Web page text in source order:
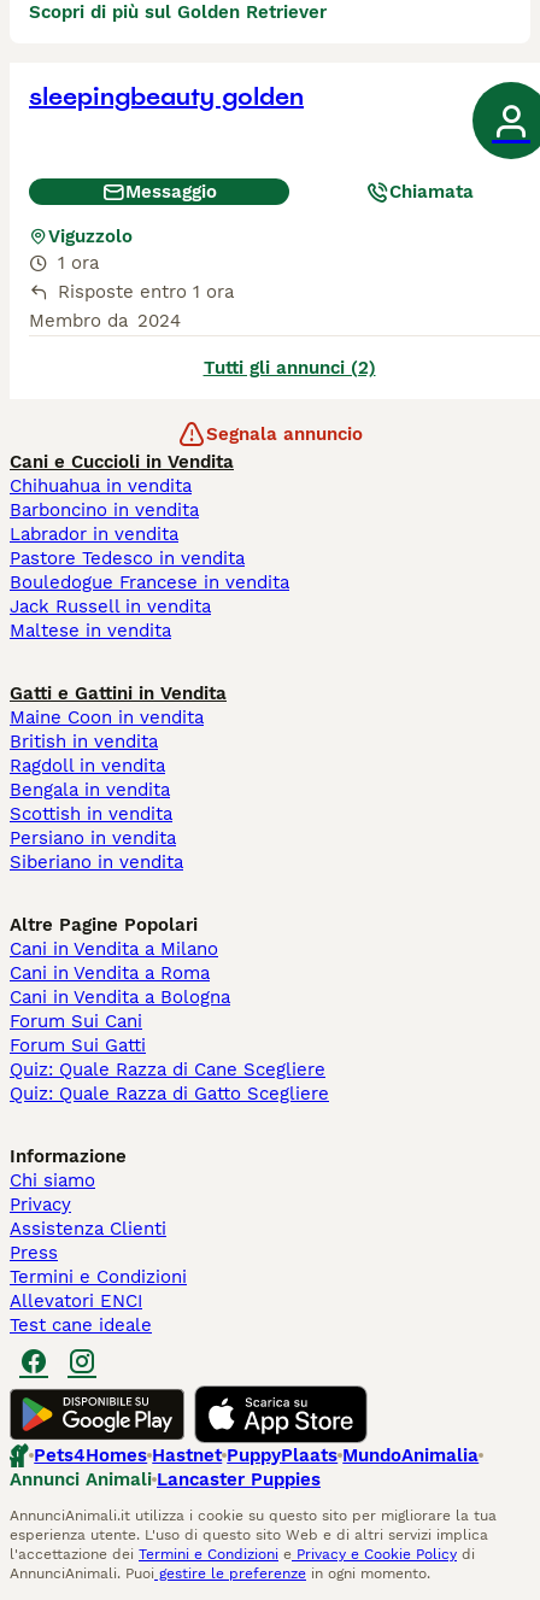
Scopri di più sul Golden Retriever
sleepingbeauty golden
Messaggio Chiamata
Viguzzolo
1 ora
Risposte entro 1 ora
Membro da 2024
Tutti gli annunci (2)
Segnala annuncio
Cani e Cuccioli in Vendita
Chihuahua in vendita
Barboncino in vendita
Labrador in vendita
Pastore Tedesco in vendita
Bouledogue Francese in vendita
Jack Russell in vendita
Maltese in vendita
Gatti e Gattini in Vendita
Maine Coon in vendita
British in vendita
Ragdoll in vendita
Bengala in vendita
Scottish in vendita
Persiano in vendita
Siberiano in vendita
Altre Pagine Popolari
Cani in Vendita a Milano
Cani in Vendita a Roma
Cani in Vendita a Bologna
Forum Sui Cani
Forum Sui Gatti
Quiz: Quale Razza di Cane Scegliere
Quiz: Quale Razza di Gatto Scegliere
Informazione
Chi siamo
Privacy
Assistenza Clienti
Press
Termini e Condizioni
Allevatori ENCI
Test cane ideale
Pets4Homes Hastnet PuppyPlaats MundoAnimalia
Annunci Animali Lancaster Puppies
AnnunciAnimali.it utilizza i cookie su questo sito per migliorare la tua
esperienza utente. L'uso di questo sito Web e di altri servizi implica
l'accettazione dei Termini e Condizioni e Privacy e Cookie Policy di
AnnunciAnimali. Puoi gestire le preferenze in ogni momento.